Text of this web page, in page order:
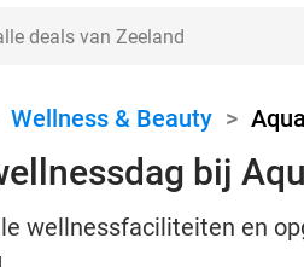
Wellness & Beauty >
bij
wellnessfaciliteiten en